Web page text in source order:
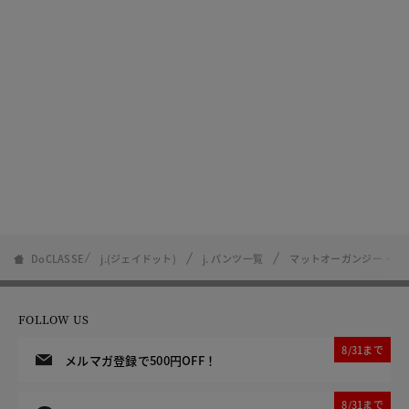
DoCLASSE j.(ジェイドット) j. パンツ一覧 マットオーガンジー・ハ
FOLLOW US
メルマガ登録で500円OFF！
8/31まで
8/31まで